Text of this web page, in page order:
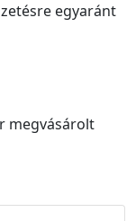
egyaránt
megvásárolt